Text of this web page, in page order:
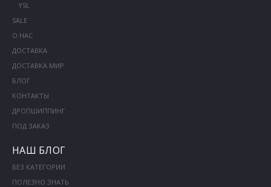
YSL
SALE
О НАС
ДОСТАВКА
ДОСТАВКА МИР
БЛОГ
КОНТАКТЫ
ДРОПШИППИНГ
ПОД ЗАКАЗ
НАШ БЛОГ
БЕЗ КАТЕГОРИИ
ПОЛЕЗНО ЗНАТЬ